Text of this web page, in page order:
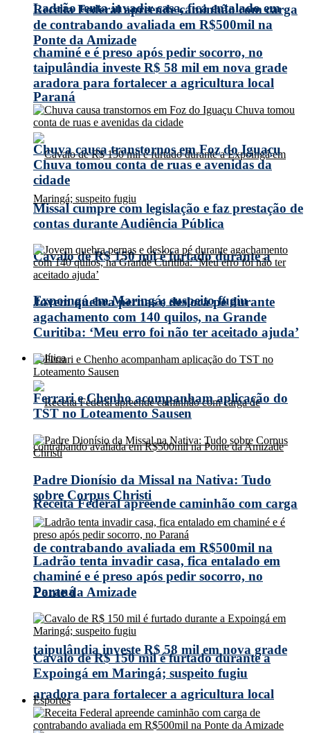
Ladrão tenta invadir casa, fica entalado em
chaminé e é preso após pedir socorro, no
Paraná
Cavalo de R$ 150 mil é furtado durante a
Expoingá em Maringá; suspeito fugiu
Política
Receita Federal apreende caminhão com carga
de contrabando avaliada em R$500mil na
Ponte da Amizade
taipulândia investe R$ 58 mil em nova grade
aradora para fortalecer a agricultura local
Receita Federal apreende caminhão com carga
de contrabando avaliada em R$500mil na
Ponte da Amizade
taipulândia investe R$ 58 mil em nova grade
aradora para fortalecer a agricultura local
Chuva causa transtornos em Foz do Iguaçu
Chuva tomou conta de ruas e avenidas da
cidade
Missal cumpre com legislação e faz prestação de
contas durante Audiência Pública
Jovem quebra pernas e desloca pé durante
agachamento com 140 quilos, na Grande
Curitiba: ‘Meu erro foi não ter aceitado ajuda’
Ferrari e Chenho acompanham aplicação do
TST no Loteamento Sausen
Padre Dionísio da Missal na Nativa: Tudo
sobre Corpus Christi
Ladrão tenta invadir casa, fica entalado em
chaminé e é preso após pedir socorro, no
Paraná
Cavalo de R$ 150 mil é furtado durante a
Expoingá em Maringá; suspeito fugiu
Esportes